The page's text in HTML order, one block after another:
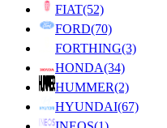
FIAT(52)
FORD(70)
FORTHING(3)
HONDA(34)
HUMMER(2)
HYUNDAI(67)